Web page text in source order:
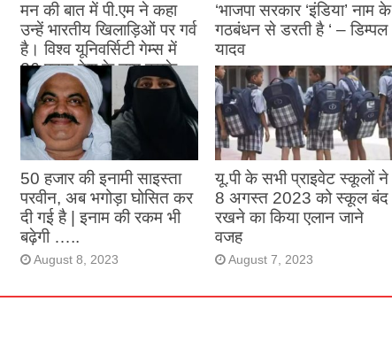
मन की बात में पी.एम ने कहा
उन्हें भारतीय खिलाड़िओं पर गर्व
है। विश्व यूनिवर्सिटी गेम्स में
26 पदक देश के नाम करके
उन्होंने देश का नाम रोशन किया
है
August 27, 2023
‘भाजपा सरकार ‘इंडिया’ नाम के
गठबंधन से डरती है ‘ – डिम्पल
यादव
August 26, 2023
50 हजार की इनामी साइस्ता
परवीन, अब भगोड़ा घोसित कर
दी गई है | इनाम की रकम भी
बढ़ेगी …..
August 8, 2023
यू.पी के सभी प्राइवेट स्कूलों ने
8 अगस्त 2023 को स्कूल बंद
रखने का किया एलान जाने
वजह
August 7, 2023